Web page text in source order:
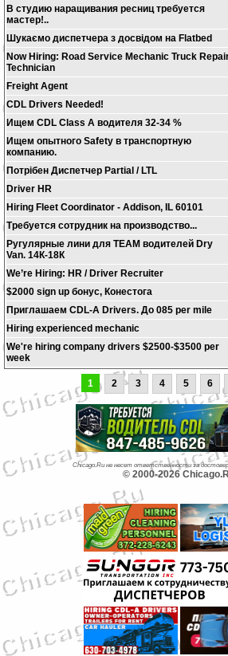
В студию наращивания ресниц требуется
мастер!..
Шукаємо диспетчера з досвідом на Flatbed
Now Hiring: Road Service Mechanic Truck
Technician
Freight Agent
CDL Drivers Needed!
Ищем CDL Class A водителя 32-34 %
Ищем опытного Safety в транспортную
компанию.
Потрібен Диспетчер Partial / LTL
Driver HR
Hiring Fleet Coordinator - Addison, IL 60101
Требуется сотрудник на производство...
Ругулярные лини для TEAM водителей Dry
Van. 14К-18К
We’re Hiring: HR / Driver Recruiter
$2000 sign up бонус, Конестога
Приглашаем CDL-A Drivers. До 085 per mile
Hiring experienced mechanic
We're hiring company drivers $2500-$3500 per
week
1 2 3 4 5 6
Chicago.Ru не несет ответственности за
© 2000-2026